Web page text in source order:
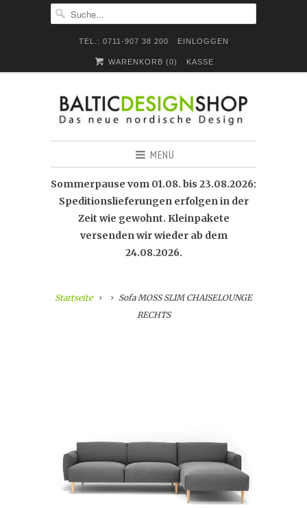
TEL.: 0711-907 38 200 EINLOGGEN
WARENKORB (0) KASSE
MENÜ
Sommerpause vom 01.08. bis 23.08.2026:
Speditionslieferungen erfolgen in der
Zeit wie gewohnt. Kleinpakete
versenden wir wieder ab dem
24.08.2026.
Startseite
Sofa MOSS SLIM CHAISELOUNGE
RECHTS